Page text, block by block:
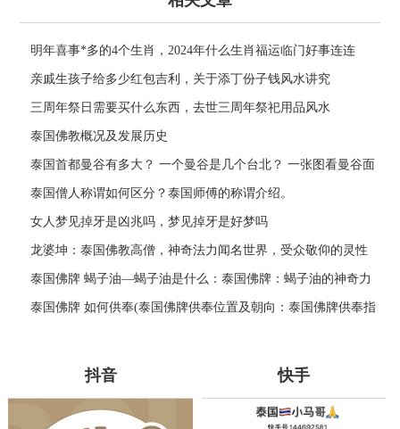
明年喜事*多的4个生肖，2024年什么生肖福运临门好事连连
亲戚生孩子给多少红包吉利，关于添丁份子钱风水讲究
三周年祭日需要买什么东西，去世三周年祭祀用品风水
泰国佛教概况及发展历史
泰国首都曼谷有多大？ 一个曼谷是几个台北？ 一张图看曼谷面
积与各大城市比较
泰国僧人称谓如何区分？泰国师傅的称谓介绍。
女人梦见掉牙是凶兆吗，梦见掉牙是好梦吗
龙婆坤：泰国佛教高僧，神奇法力闻名世界，受众敬仰的灵性
导师
泰国佛牌 蝎子油—蝎子油是什么：泰国佛牌：蝎子油的神奇力
量
泰国佛牌 如何供奉(泰国佛牌供奉位置及朝向：泰国佛牌供奉指
抖音 快手